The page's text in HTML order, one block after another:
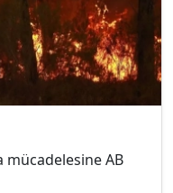
mücadelesine AB